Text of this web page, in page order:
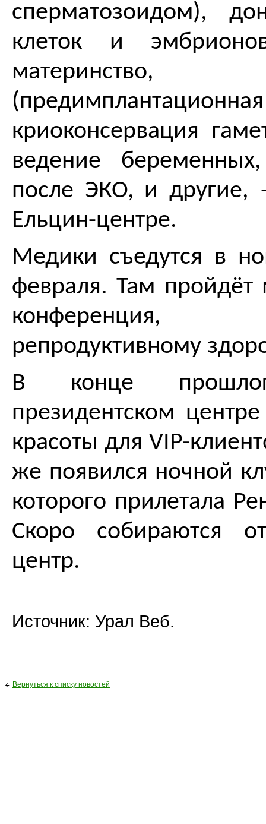
сперматозоидом),
клеток и
криоконсервация
ведение
после ЭКО, и другие,
Ельцин-центре.
Медики съедутся в
февраля. Там пройдёт
конференция,
репродуктивному
В конце
президентском
красоты для VIP-
же появился ночной
которого прилетала
Скоро собираются
центр.
Источник: Урал Веб.
Вернуться к списку новостей